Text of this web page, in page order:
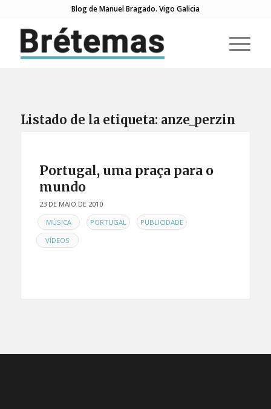
Blog de Manuel Bragado. Vigo Galicia
Listado de la etiqueta: anze_perzin
Portugal, uma praça para o
mundo
23 DE MAIO DE 2010
EN
MÚSICA , PORTUGAL , PUBLICIDADE ,
VÍDEOS